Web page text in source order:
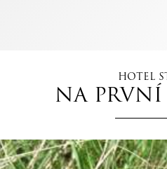
HOTEL
NA